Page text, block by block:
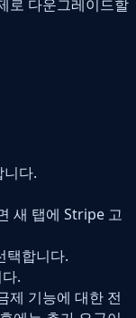
로 다운그레이드할
다.
새 탭에 Stripe 고
택합니다.
.
제 기능에 대한 전